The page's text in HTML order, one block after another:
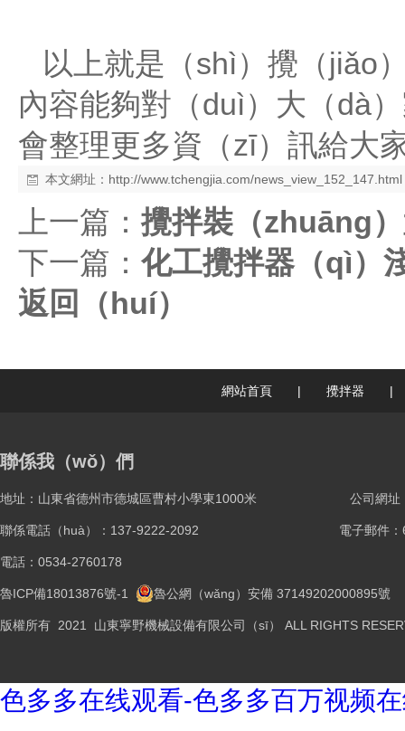
以上就是（shì）攪（jiǎo
內容能夠對（duì）大（dà
會整理更多資（zī）訊給大
本文網址： http://www.tchengjia.com/news_view_152_147.html
上一篇：攪拌裝（zhuāng
下一篇： 化工攪拌器（qì）
返回（huí）
網站首頁 | 攪拌器 |
聯係我（wǒ）們
地址：山東省德州市德城區曹村小學東1000米 公司網址
聯係電話（huà）：137-9222-2092 電子郵件
電話：0534-2760178
魯ICP備18013876號-1 魯公網（wǎng）安備 37149202000895號
版權所有 2021 山東寧野機械設備有限公司（sī） ALL RIGHTS
色多多在线观看-色多多百万视频